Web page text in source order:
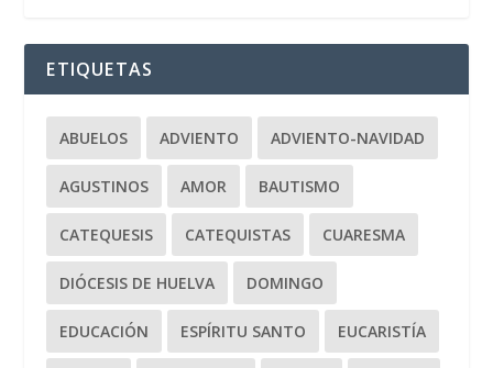
ETIQUETAS
ABUELOS ADVIENTO ADVIENTO-NAVIDAD
AGUSTINOS AMOR BAUTISMO
CATEQUESIS CATEQUISTAS CUARESMA
DIÓCESIS DE HUELVA DOMINGO
EDUCACIÓN ESPÍRITU SANTO EUCARISTÍA